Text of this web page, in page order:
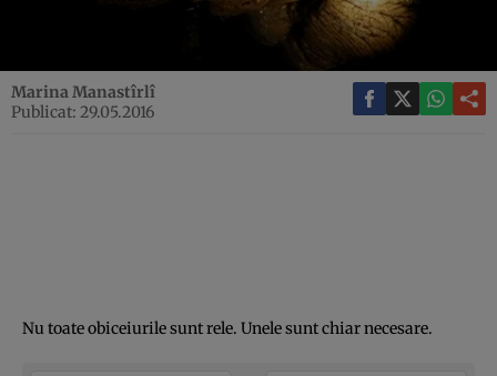
Marina Manastîrlî
Publicat: 29.05.2016
Nu toate obiceiurile sunt rele. Unele sunt chiar necesare.